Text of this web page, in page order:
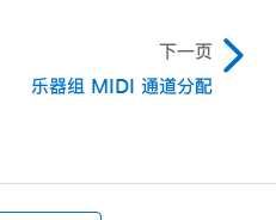
下一页
乐器组 MIDI 通道分配